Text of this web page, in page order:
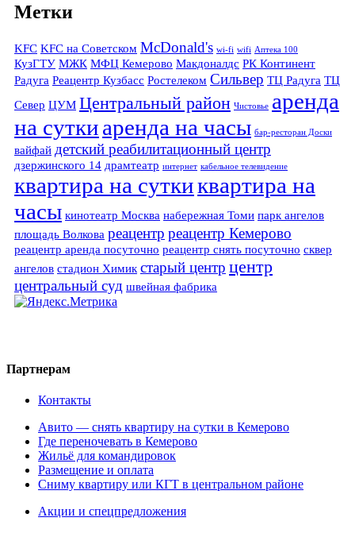
Метки
KFC KFC на Советском McDonald's wi-fi wifi Аптека 100
КузГТУ МЖК МФЦ Кемерово Макдоналдс РК Континент
Радуга Реацентр Кузбасс Ростелеком Сильвер ТЦ Радуга ТЦ
Север ЦУМ Центральный район Чистовье аренда
на суткиаренда на часы бар-ресторан Доски
вайфай детский реабилитационный центр
дзержинского 14 драмтеатр интернет кабельное телевидение
квартира на суткиквартира на
часы кинотеатр Москва набережная Томи парк ангелов
площадь Волкова реацентр реацентр Кемерово
реацентр аренда посуточно реацентр снять посуточно сквер
ангелов стадион Химик старый центр центр
центральный суд швейная фабрика
Партнерам
Контакты
Авито — снять квартиру на сутки в Кемерово
Где переночевать в Кемерово
Жильё для командировок
Размещение и оплата
Сниму квартиру или КГТ в центральном районе
Акции и спецпредложения